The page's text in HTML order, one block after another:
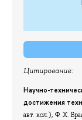
Цитирование:
Научно-
достижения
авт. кол.), Ф. Х.